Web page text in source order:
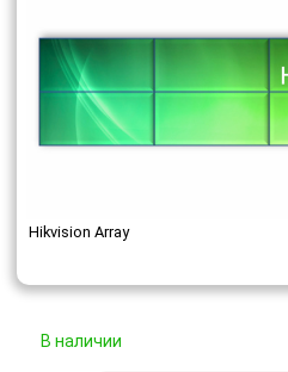
Hikvision Array
В наличии